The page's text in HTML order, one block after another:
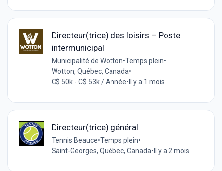
Directeur(trice) des loisirs – Poste
intermunicipal
Municipalité de Wotton•Temps plein•
Wotton, Québec, Canada•
C$ 50k - C$ 53k / Année•Il y a 1 mois
Directeur(trice) général
Tennis Beauce•Temps plein•
Saint-Georges, Québec, Canada• Il y a 2 mois